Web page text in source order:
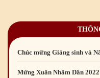
Mừng Xuân Quý Mão 2023
Chúc mừng Giáng sinh và
Mừng Xuân Nhâm Dần 2022